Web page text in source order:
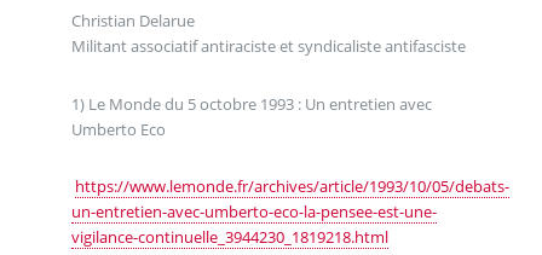
Christian Delarue
Militant associatif antiraciste et syndicaliste antifasciste
1) Le Monde du 5 octobre 1993 : Un entretien avec
Umberto Eco
https://www.lemonde.fr/archives/article/1993/10/05/debats-
un-entretien-avec-umberto-eco-la-pensee-est-une-
vigilance-continuelle_3944230_1819218.html